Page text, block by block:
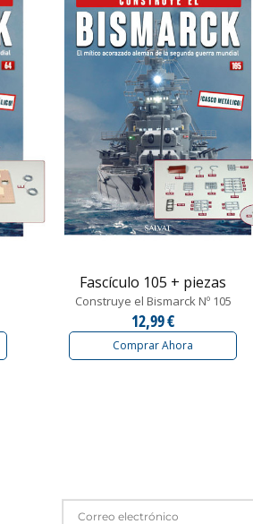
Fascículo 105 + piezas
Construye el Bismarck Nº 105
12,99 €
Comprar Ahora